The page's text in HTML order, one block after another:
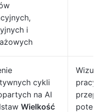
i
cykli
na AI
Wielkość
pracy,